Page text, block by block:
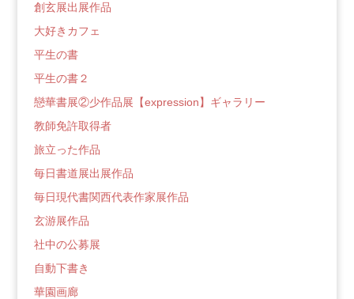
創玄展出展作品
大好きカフェ
平生の書
平生の書２
戀華書展②少作品展【expression】ギャラリー
教師免許取得者
旅立った作品
毎日書道展出展作品
毎日現代書関西代表作家展作品
玄游展作品
社中の公募展
自動下書き
華園画廊